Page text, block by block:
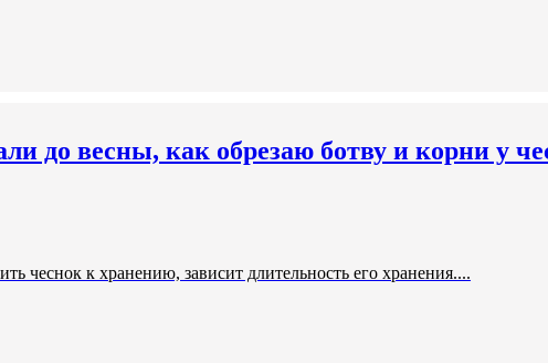
до весны, как обрезаю ботву и корни у
чеснок к хранению, зависит длительность его хранения....